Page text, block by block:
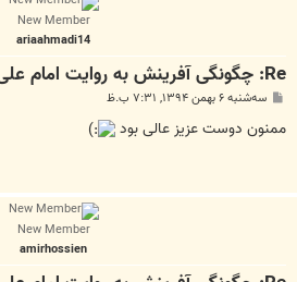
New Member
ariaahmadi14
Re: چگونگی آفرینش به روایت امام علی(ع)
ت
سه‌شنبه ۶ بهمن ۱۳۹۴, ۷:۳۱ ب.ظ
ممنون دوست عزیز عالی بود
New Member
amirhossien